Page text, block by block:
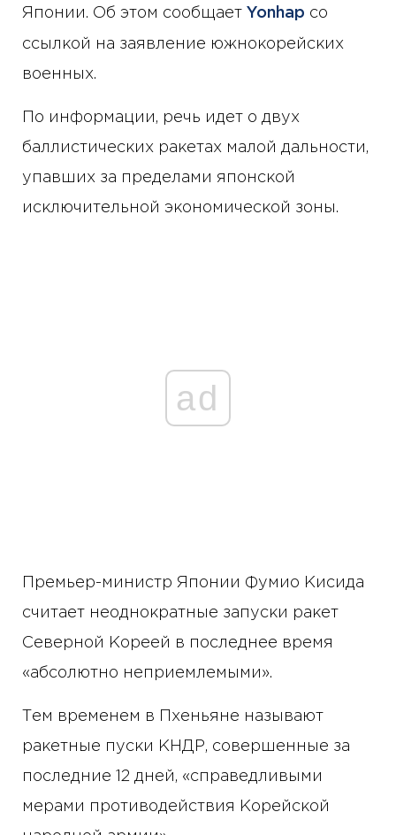
Японии. Об этом сообщает Yonhap со
ссылкой на заявление южнокорейских
военных.
По информации, речь идет о двух
баллистических ракетах малой дальности,
упавших за пределами японской
исключительной экономической зоны.
ad
Премьер-министр Японии Фумио Кисида
считает неоднократные запуски ракет
Северной Кореей в последнее время
«абсолютно неприемлемыми».
Тем временем в Пхеньяне называют
ракетные пуски КНДР, совершенные за
последние 12 дней, «справедливыми
мерами противодействия Корейской